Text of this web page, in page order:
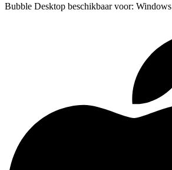
Bubble Desktop beschikbaar voor: Windows